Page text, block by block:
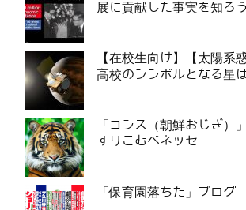
展に貢献した事実を知ろう
【在校生向け】【太陽系
高校のシンボルとなる星
「コンス（朝鮮おじぎ）
すりこむベネッセ
「保育園落ちた」ブログ